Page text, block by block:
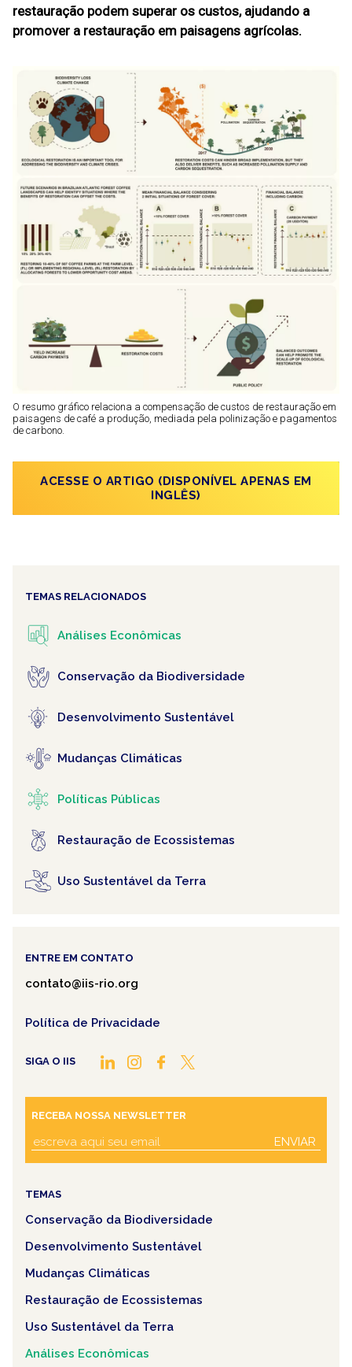
restauração podem superar os custos, ajudando a
promover a restauração em paisagens agrícolas.
O resumo gráfico relaciona a compensação de custos de restauração em
paisagens de café a produção, mediada pela polinização e pagamentos
de carbono.
ACESSE O ARTIGO (DISPONÍVEL APENAS EM
INGLÊS)
TEMAS RELACIONADOS
Análises Econômicas
Conservação da Biodiversidade
Desenvolvimento Sustentável
Mudanças Climáticas
Políticas Públicas
Restauração de Ecossistemas
Uso Sustentável da Terra
ENTRE EM CONTATO
contato@iis-rio.org
Política de Privacidade
SIGA O IIS
RECEBA NOSSA NEWSLETTER
ENVIAR
TEMAS
Conservação da Biodiversidade
Desenvolvimento Sustentável
Mudanças Climáticas
Restauração de Ecossistemas
Uso Sustentável da Terra
Análises Econômicas